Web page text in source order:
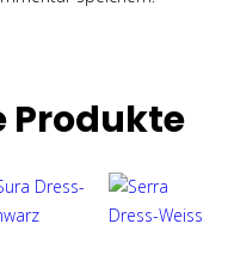
Produkte